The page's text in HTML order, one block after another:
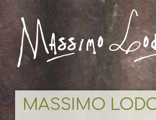
MASSIMO